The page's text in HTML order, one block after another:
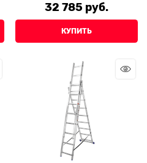
32 785 руб.
КУПИТЬ